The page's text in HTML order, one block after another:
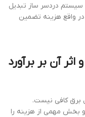
دردسر ساز تبدیل
در واقع هزینه تضمین
آن بر برآورد
برق کافی نیست.
بخش مهمی از هزینه را